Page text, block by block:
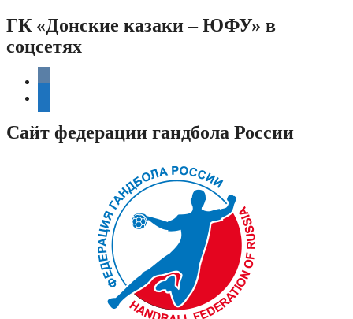
ГК «Донские казаки – ЮФУ» в
соцсетях
Сайт федерации гандбола России